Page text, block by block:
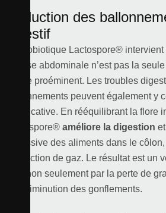
Réduction des
digestif
Le probiotique Lactospore®
graisse abdominale n’est pas la
ventre proéminent. Les troubles
ballonnements peuvent également y
significative. En rééquilibrant la flore
Lactospore® améliore la digestion
excessive des aliments dans le
production de gaz. Le résultat est un
plat, non seulement par la perte de
une diminution des gonflements.